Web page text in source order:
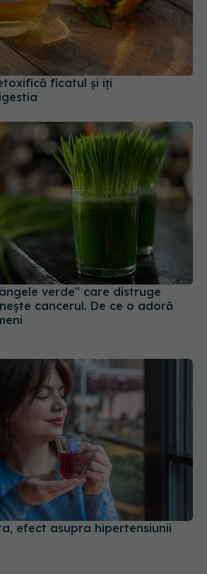
ficatul și îți
verde" care distruge
cancerul. De ce o adoră
efect asupra hipertensiunii